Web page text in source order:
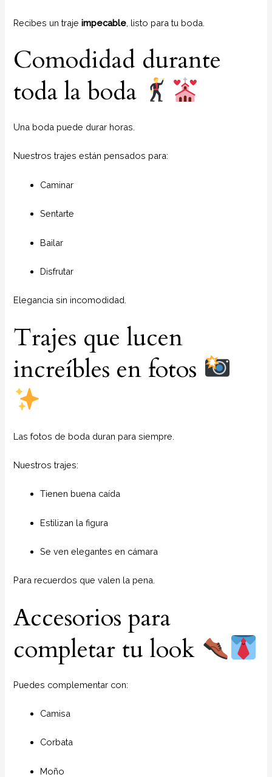
Recibes un trajeimpecable , listo para tu boda.
Comodidad durante
toda la boda
Una boda puede durar horas.
Nuestros trajes están pensados para:
Caminar
Sentarte
Bailar
Disfrutar
Elegancia sin incomodidad.
Trajes que lucen
increíbles en fotos
Las fotos de boda duran para siempre.
Nuestros trajes:
Tienen buena caída
Estilizan la figura
Se ven elegantes en cámara
Para recuerdos que valen la pena.
Accesorios para
completar tu look
Puedes complementar con:
Camisa
Corbata
Moño